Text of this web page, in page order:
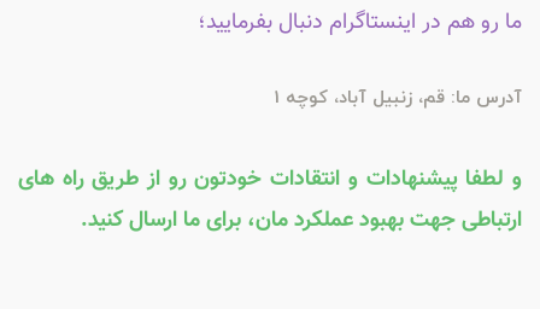
ما رو هم در اینستاگرام دنبال بفرمایید؛
آدرس ما: قم، زنبیل آباد، کوچه 1
و لطفا پیشنهادات و انتقادات خودتون رو از طریق راه های
ارتباطی جهت بهبود عملکرد مان، برای ما ارسال کنید.